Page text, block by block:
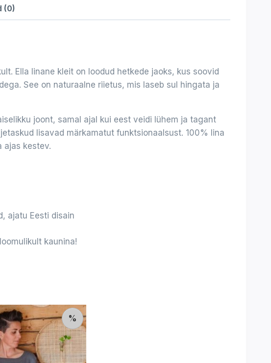
(0)
Ella linane kleit on loodud hetkede jaoks, kus soovid
See on naturaalne riietus, mis laseb sul hingata ja
joont, samal ajal kui eest veidi lühem ja tagant
lisavad märkamatut funktsionaalsust. 100% lina
ajas kestev.
ajatu Eesti disain
kaunina!
%